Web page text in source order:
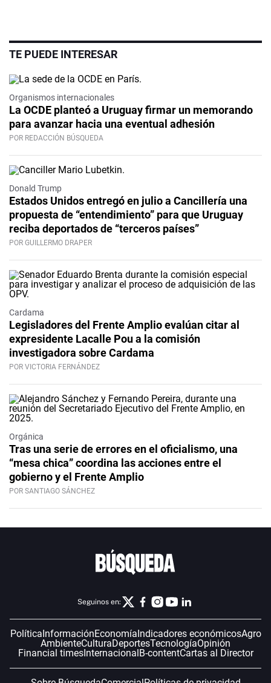
TE PUEDE INTERESAR
Organismos internacionales
La OCDE planteó a Uruguay firmar un memorando
para avanzar hacia una eventual adhesión
POR REDACCIÓN BÚSQUEDA
Donald Trump
Estados Unidos entregó en julio a Cancillería una
propuesta de “entendimiento” para que Uruguay
reciba deportados de “terceros países”
POR GUILLERMO DRAPER
Cardama
Legisladores del Frente Amplio evalúan citar al
expresidente Lacalle Pou a la comisión
investigadora sobre Cardama
POR VICTORIA FERNÁNDEZ
Orgánica
Tras una serie de errores en el oficialismo, una
“mesa chica” coordina las acciones entre el
gobierno y el Frente Amplio
POR SANTIAGO SÁNCHEZ
Seguinos en:
PolíticaInformaciónEconomíaIndicadores económicosAgro
AmbienteCulturaDeportesTecnologíaOpinión
Financial timesInternacionalB-contentCartas al Director